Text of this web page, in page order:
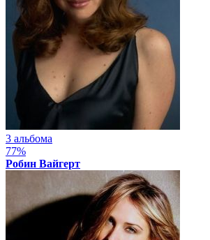
3 альбома
77%
Робин Вайгерт